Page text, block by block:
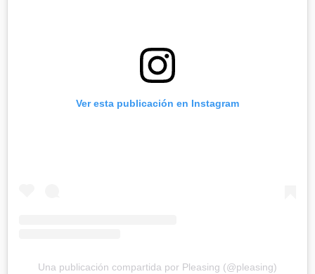
Ver esta publicación en Instagram
Una publicación compartida por Pleasing (@pleasing)